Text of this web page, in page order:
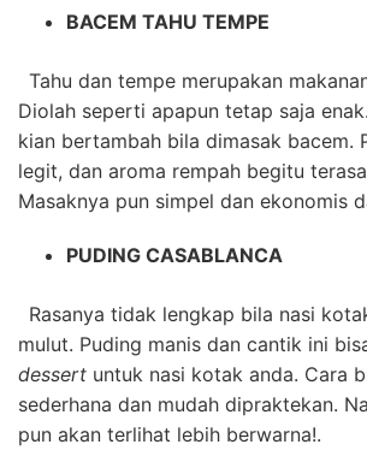
BACEM TAHU TEMPE
Tahu dan tempe merupakan
Diolah seperti apapun tetap saja
kian bertambah bila dimasak bacem.
legit, dan aroma rempah begitu
Masaknya pun simpel dan ekonomis
PUDING CASABLANCA
Rasanya tidak lengkap bila nasi
mulut. Puding manis dan cantik ini
dessert untuk nasi kotak anda. Cara
sederhana dan mudah dipraktekan.
pun akan terlihat lebih berwarna!.